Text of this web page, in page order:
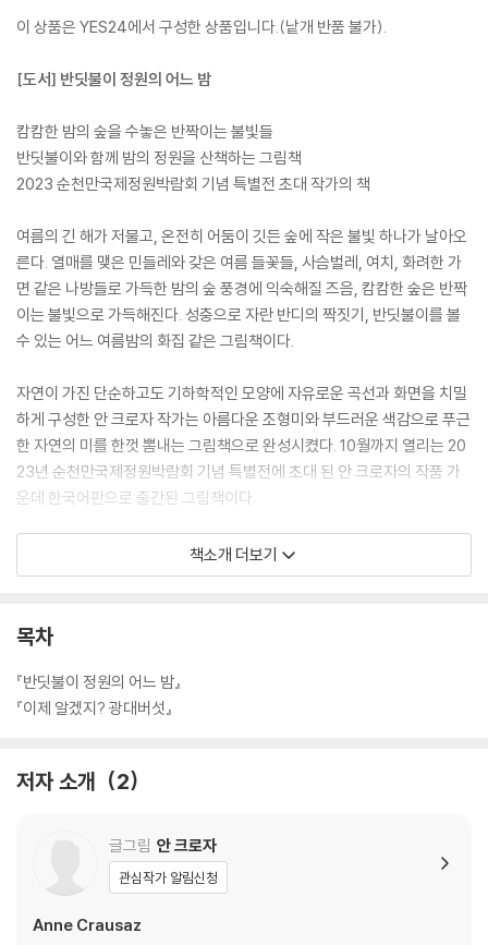
이 상품은 YES24에서 구성한 상품입니다.(낱개 반품 불가).
[도서] 반딧불이 정원의 어느 밤
캄캄한 밤의 숲을 수놓은 반짝이는 불빛들
반딧불이와 함께 밤의 정원을 산책하는 그림책
2023 순천만국제정원박람회 기념 특별전 초대 작가의 책
여름의 긴 해가 저물고, 온전히 어둠이 깃든 숲에 작은 불빛 하나가 날아오
른다. 열매를 맺은 민들레와 갖은 여름 들꽃들, 사슴벌레, 여치, 화려한 가
면 같은 나방들로 가득한 밤의 숲 풍경에 익숙해질 즈음, 캄캄한 숲은 반짝
이는 불빛으로 가득해진다. 성충으로 자란 반디의 짝짓기, 반딧불이를 볼
수 있는 어느 여름밤의 화집 같은 그림책이다.
자연이 가진 단순하고도 기하학적인 모양에 자유로운 곡선과 화면을 치밀
하게 구성한 안 크로자 작가는 아름다운 조형미와 부드러운 색감으로 푸근
한 자연의 미를 한껏 뽐내는 그림책으로 완성시켰다. 10월까지 열리는 20
23년 순천만국제정원박람회 기념 특별전에 초대 된 안 크로자의 작품 가
운데 한국어판으로 출간된 그림책이다.
[도서] 이제 알겠지? 광대버섯
먹을 수 없는 독버섯도 숲에선 소중해!
2023 순천만국제정원박람회 기념 특별전 초대 작가의 책
렇지 않은데도 독버섯이라고만 널리 알려졌기 때문이다. 두꺼비가 즐겨 앉
도 하는 광대버섯은 동화에서처럼 그저 무섭고 나쁘기만 할까?
화려한 모양의 독버섯으로 전 세계에 알려진 광대버섯은 서양에서 주로 자
라지만, 세계 어디에서나 자생한다. 나무는 독버섯에도 영양분을 나눠 주
책소개 더보기
목차
『반딧불이 정원의 어느 밤』
『이제 알겠지? 광대버섯』
저자 소개 2
글그림 안 크로자
관심작가 알림신청
Anne Crausaz